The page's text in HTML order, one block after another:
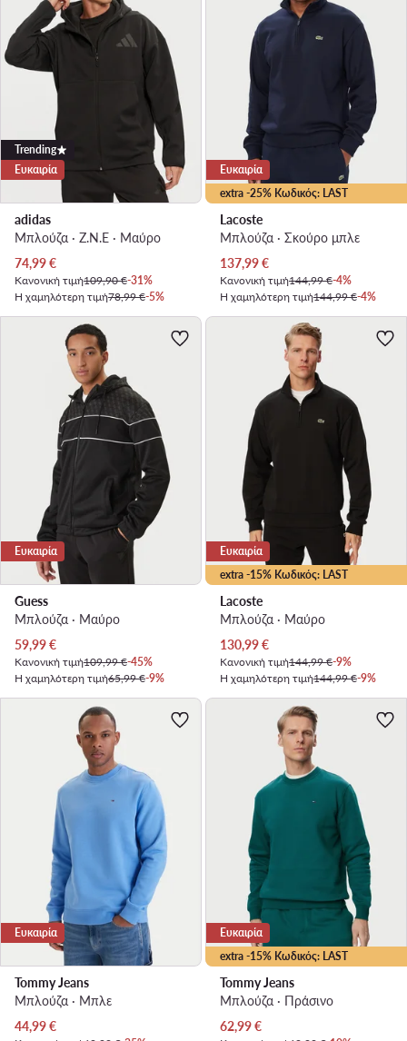
Trending
Ευκαιρία
adidas
Μπλούζα · Z.N.E · Μαύρο
Τρέχουσα τιμή
74,99€
Κανονική τιμή109,90 €-31%
Η χαμηλότερη τιμή78,99 €-5%
extra -25% Κωδικός: LAST
Ευκαιρία
Lacoste
Μπλούζα · Σκούρο μπλε
Τρέχουσα τιμή
137,99€
Κανονική τιμή144,99 €-4%
Η χαμηλότερη τιμή144,99 €-4%
Ευκαιρία
Guess
Μπλούζα · Μαύρο
Τρέχουσα τιμή
59,99€
Κανονική τιμή109,99 €-45%
Η χαμηλότερη τιμή65,99 €-9%
extra -15% Κωδικός: LAST
Ευκαιρία
Lacoste
Μπλούζα · Μαύρο
Τρέχουσα τιμή
130,99€
Κανονική τιμή144,99 €-9%
Η χαμηλότερη τιμή144,99 €-9%
Ευκαιρία
Tommy Jeans
Μπλούζα · Μπλε
Τρέχουσα τιμή
44,99€
extra -15% Κωδικός: LAST
Ευκαιρία
Tommy Jeans
Μπλούζα · Πράσινο
Τρέχουσα τιμή
62,99€